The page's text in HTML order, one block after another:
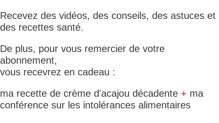
Recevez des vidéos, des conseils, des astuces et
des recettes santé.
De plus, pour vous remercier de votre
abonnement,
vous recevrez en cadeau :
ma recette de crème d'acajou décadente + ma
conférence sur les intolérances alimentaires